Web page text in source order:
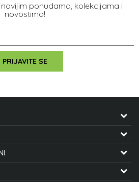
ponudama, kolekcijama i
novostima!
PRIJAVITE SE
DOO